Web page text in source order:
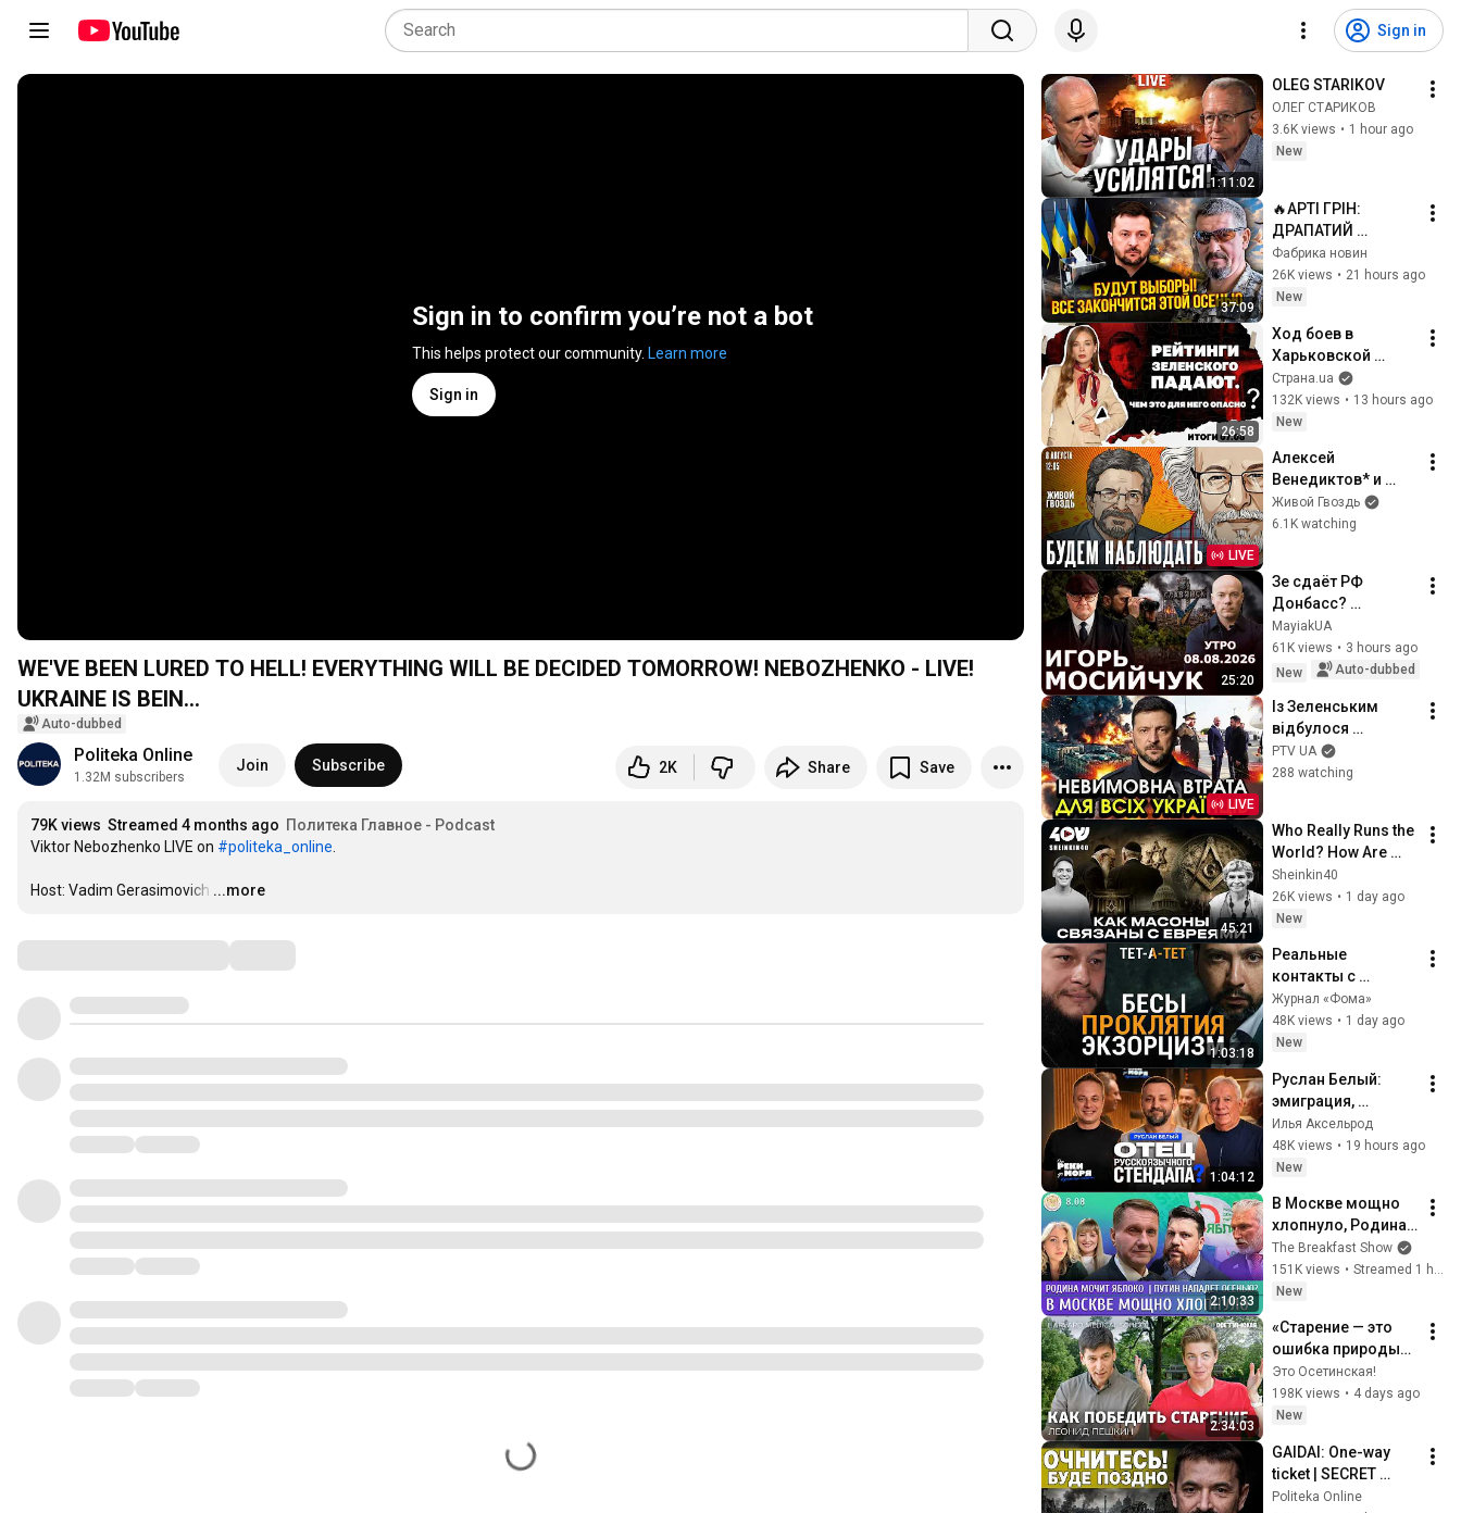
Sign in
Sign in to confirm you’re not a bot
This helps protect our community. Learn more
Sign in
WE'VE BEEN LURED TO HELL! EVERYTHING WILL BE DECIDED TOMORROW! NEBOZHENKO - LIVE!
UKRAINE IS BEIN...
Auto-dubbed
Politeka Online
1.32M subscribers
Join Subscribe 2K Share Save
79K views Streamed 4 months ago Политека Главное - Podcast
Viktor Nebozhenko LIVE on #politeka_online
Host: Vadim Gerasimovich …
...more
1:11:02
OLEG STARIKOV
ОЛЕГ СТАРИКОВ
3.6K views • 1 hour ago
New
37:09
🔥АРТІ ГРІН:
ДРАПАТИЙ
ЗДИВУВАВ ПУТІНА!
ЗІРВАЛИ
ОПЕРАЦІЮ АРМІЇ
НАДІСЛАЛИ
СИГНАЛ Києву
Фабрика новин
26K views • 21 hours ago
New
26:58
Ход боев в
Харьковской
области,
конфликта вокруг
русского языка,
рейтинги
Зеленского. 07.08
Страна.ua
132K views • 13 hours ago
New
LIVE
Алексей
Венедиктов* и
Сергей Бунтман /
Будем Наблюдать
Живой Гвоздь
6.1K watching
25:20
Зе сдаёт РФ
Донбасс?
Ожесточение
войны! Пустые
полки «Сільпо» и
Зеленского!
MayiakUA
61K views • 3 hours ago
New
Auto-dubbed
LIVE
Із Зеленським
відбулося
ТРАГІЧНЕ прямо в
СЕРБІЇ?! Усі
ВАЖКО ПОВІРИТИ
PTV UA
288 watching
45:21
Who Really Runs the
World? How Are
Freemasons
Connected to Jews?
Faina Bulavina on
Sheinkin40
26K views • 1 day ago
New
1:03:18
Реальные
контакты с
потусторонними
силами. Истории
от священника
Журнал «Фома»
48K views • 1 day ago
New
1:04:12
Руслан Белый:
эмиграция,
стендап и жизнь
после большого
переезда | «От реки
90)
Илья Аксельрод
48K views • 19 hours ago
New
2:10:33
В Москве мощно
хлопнуло, Родина
мочит Яблоко,
Путин нападет
осенью? Эггерт,
The Breakfast Show
151K views •
Streamed 1 hour ago
New
2:34:03
«Старение — это
ошибка природы».
Большой разговор
с ученым из
Гарварда
Это Осетинская!
198K views • 4 days ago
New
GAIDAI: One-way
ticket | SECRET
NEGOTIATIONS
Politeka Online